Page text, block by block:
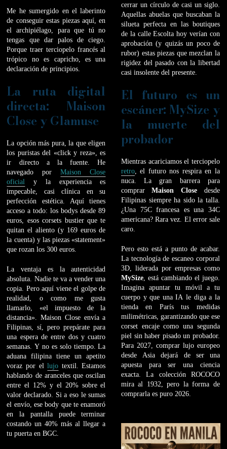
Me he sumergido en el laberinto
de conseguir estas piezas aquí, en
el archipiélago, para que tú no
tengas que dar palos de ciego.
Porque traer terciopelo francés al
trópico no es capricho, es una
declaración de principios.
La ruta digital
directa: Maison
Close y Glamuse
La opción más pura, la que eligen
los puristas del «click y reza», es
ir directo a la fuente. He
navegado porMaison Close
oficial y la experiencia es
impecable, casi clínica en su
perfección estética. Aquí tienes
acceso a todo: los bodys desde 89
euros, esos corsets bustier que te
quitan el aliento (y 169 euros de
la cuenta) y las piezas «statement»
que rozan los 300 euros.
La ventaja es la autenticidad
absoluta. Nadie te va a vender una
copia. Pero aquí viene el golpe de
realidad, o como me gusta
llamarlo, «el impuesto de la
distancia». Maison Close envía a
Filipinas, sí, pero prepárate para
una espera de entre dos y cuatro
semanas. Y no es solo tiempo. La
aduana filipina tiene un apetito
voraz por ellujo textil. Estamos
hablando de aranceles que oscilan
entre el 12% y el 20% sobre el
valor declarado. Si a eso le sumas
el envío, ese body que te enamoró
en la pantalla puede terminar
costando un 40% más al llegar a
tu puerta en BGC.
cerrar un círculo de casi un siglo.
Aquellas abuelas que buscaban la
silueta perfecta en las boutiques
de la calle Escolta hoy verían con
aprobación (y quizás un poco de
rubor) estas piezas que mezclan la
rigidez del pasado con la libertad
casi insolente del presente.
El futuro es un
escáner: MySize y
la muerte del
probador
Mientras acariciamos el terciopelo
retro, el futuro nos respira en la
nuca. La gran barrera para
comprar Maison Closedesde
Filipinas siempre ha sido la talla.
¿Una 75C francesa es una 34C
americana? Rara vez. El error sale
caro.
Pero esto está a punto de acabar.
La tecnología de escaneo corporal
3D, liderada por empresas como
MySize, está cambiando el juego.
Imagina apuntar tu móvil a tu
cuerpo y que una IA le diga a la
tienda en París tus medidas
milimétricas, garantizando que ese
corset encaje como una segunda
piel sin haber pisado un probador.
Para 2027, comprar lujo europeo
desde Asia dejará de ser una
apuesta para ser una ciencia
exacta. La colección ROCOCO
mira al 1932, pero la forma de
comprarla es puro 2026.